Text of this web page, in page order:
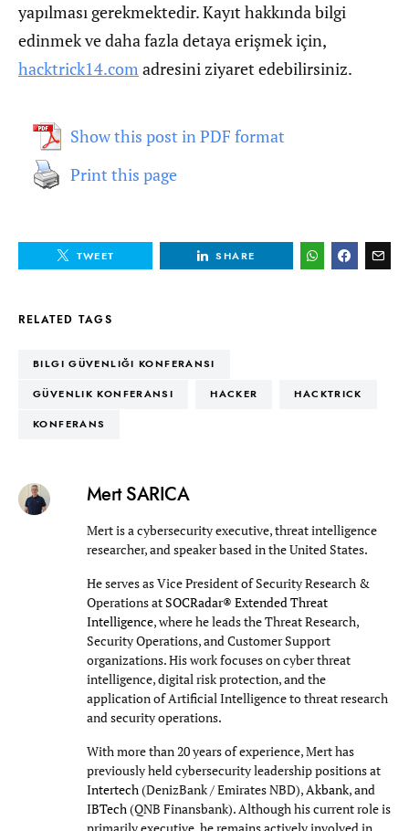
yapılması gerekmektedir. Kayıt hakkında bilgi
edinmek ve daha fazla detaya erişmek için,
hacktrick14.com adresini ziyaret edebilirsiniz.
Show this post in PDF format
Print this page
TWEET SHARE
RELATED TAGS
BILGI GÜVENLIĞI KONFERANSI
GÜVENLIK KONFERANSI HACKER HACKTRICK
KONFERANS
Mert SARICA
Mert is a cybersecurity executive, threat intelligence
researcher, and speaker based in the United States.
He serves as Vice President of Security Research &
Operations atSOCRadar® Extended Threat
Intelligence, where he leads the Threat Research,
Security Operations, and Customer Support
organizations. His work focuses on cyber threat
intelligence, digital risk protection, and the
application of Artificial Intelligence to threat research
and security operations.
With more than 20 years of experience, Mert has
previously held cybersecurity leadership positions at
Intertech(DenizBank / Emirates NBD),Akbank, and
IBTech(QNB Finansbank). Although his current role is